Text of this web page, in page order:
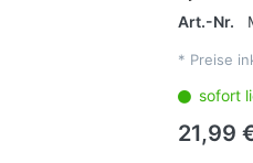
Art.-Nr.
* Preise
sofort
21,99